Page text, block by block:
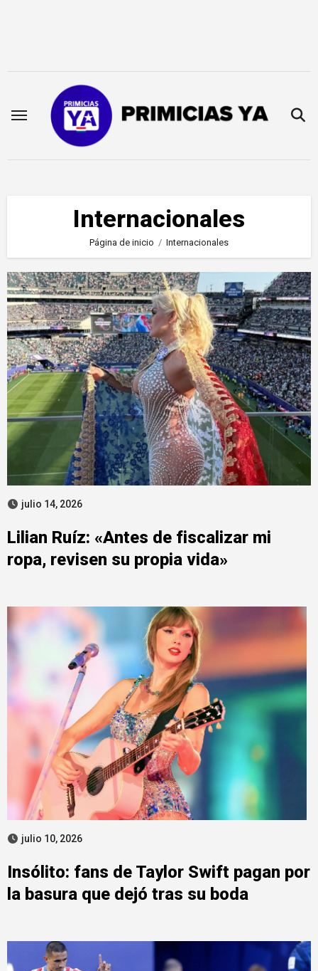
Internacionales
Página de inicio Internacionales
julio 14, 2026
Lilian Ruíz: «Antes de fiscalizar mi
ropa, revisen su propia vida»
julio 10, 2026
Insólito: fans de Taylor Swift pagan por
la basura que dejó tras su boda